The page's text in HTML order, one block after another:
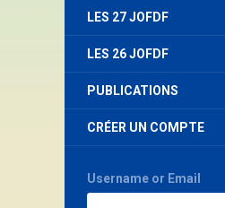
LES 27 JOFDF
LES 26 JOFDF
PUBLICATIONS
CRÉER UN COMPTE
Username or Email